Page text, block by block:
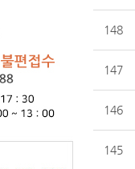
148
147
146
145